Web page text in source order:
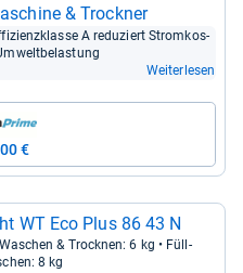
& Trock­ner
A redu­ziert Strom­kos­
Weiterlesen
€
WT Eco Plus 86 43 N
& Trock­nen: 6 kg • Füll­
8 kg